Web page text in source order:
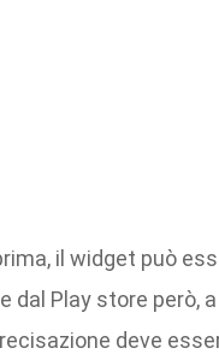
il widget può
dal Play store però,
deve